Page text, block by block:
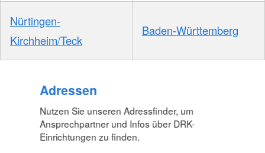
Nürtingen-
Kirchheim/Teck
Baden-Württemberg
Adressen
Nutzen Sie unseren Adressfinder, um
Ansprechpartner und Infos über DRK-
Einrichtungen zu finden.